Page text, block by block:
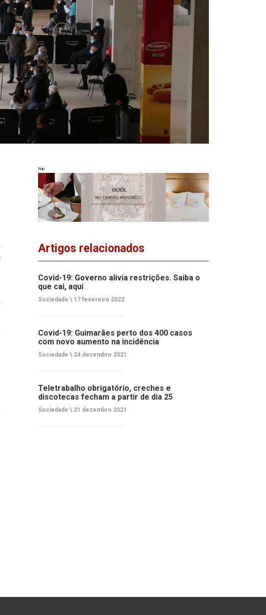
Pub
Artigos relacionados
Covid-19: Governo alivia restrições. Saiba o
que cai, aqui
Sociedade \ 17 fevereiro 2022
Covid-19: Guimarães perto dos 400 casos
com novo aumento na incidência
Sociedade \ 24 dezembro 2021
Teletrabalho obrigatório, creches e
discotecas fecham a partir de dia 25
Sociedade \ 21 dezembro 2021